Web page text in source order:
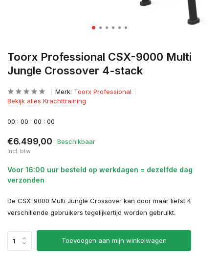
Toorx Professional CSX-9000 Multi
Jungle Crossover 4-stack
Merk: Toorx Professional
Bekijk alles Krachttraining
00 : 00 : 00 : 00
€6.499,00 Beschikbaar
Incl. btw
Voor 16:00 uur besteld op werkdagen = dezelfde dag
verzonden
De CSX-9000 Multi Jungle Crossover kan door maar liefst 4
verschillende gebruikers tegelijkertijd worden gebruikt.
Toevoegen aan mijn winkelwagen